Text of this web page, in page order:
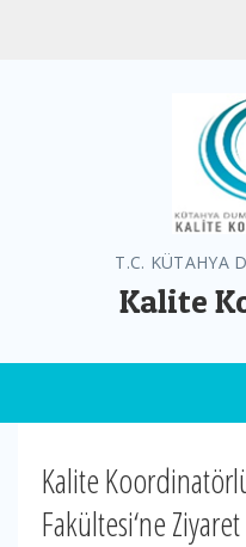
T.C. KÜTAHYA
Kalite
Kalite
Fakültesi‘ne Ziyaret